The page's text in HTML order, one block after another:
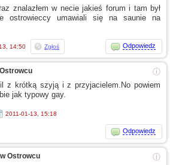
znalazłemw neciejakieś forumi tam był
ostrowieccy umawiali się na saunie na
14:50 Zgłoś Odpowiedz
ⓘ
z krótkąszyją i z przyjacielem.No powiem
jak typowy gay.
2011-01-13, 15:18
Odpowiedz
ⓘ
Ostrowcu